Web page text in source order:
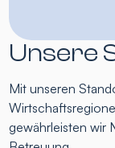
Unsere
Mit unseren
gewährleisten wir